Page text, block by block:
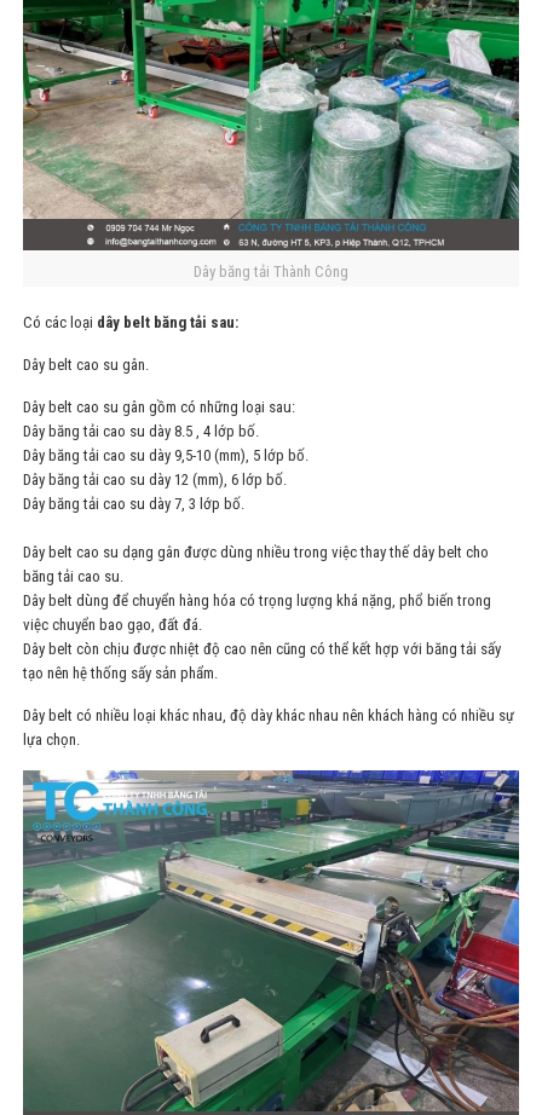
Dây băng tải Thành Công
Có các loại dây belt băng tải sau:
Dây belt cao su gân.
Dây belt cao su gân gồm có những loại sau:
Dây băng tải cao su dày 8.5 , 4 lớp bố.
Dây băng tải cao su dày 9,5-10 (mm), 5 lớp bố.
Dây băng tải cao su dày 12 (mm), 6 lớp bố.
Dây băng tải cao su dày 7, 3 lớp bố.
Dây belt cao su dạng gân được dùng nhiều trong việc thay thế dây belt cho
băng tải cao su.
Dây belt dùng để chuyển hàng hóa có trọng lượng khá nặng, phổ biến trong
việc chuyển bao gạo, đất đá.
Dây belt còn chịu được nhiệt độ cao nên cũng có thể kết hợp với băng tải sấy
tạo nên hệ thống sấy sản phẩm.
Dây belt có nhiều loại khác nhau, độ dày khác nhau nên khách hàng có nhiều sự
lựa chọn.